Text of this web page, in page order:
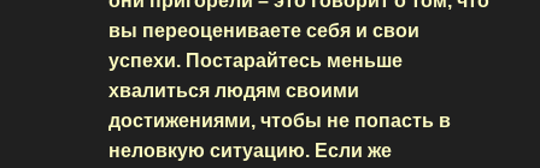
вы переоцениваете себя и свои
успехи. Постарайтесь меньше
хвалиться людям своими
достижениями, чтобы не попасть в
неловкую ситуацию. Если же